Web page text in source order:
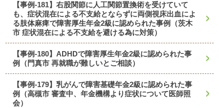
【事例-181】右股関節に人工関節置換術を受けていて
も、症状混在による不支給とならずに両側視床出血によ
る肢体麻痺で障害厚生年金2級に認められた事例（茨木
市 症状混在による不支給を避ける為に対策）
【事例-180】ADHDで障害厚生年金2級に認められた事
例（門真市 再就職が難しいとご相談）
【事例-179】乳がんで障害基礎年金2級に認められた事
例（高槻市 審査中、年金機構より症状について医師照
会）